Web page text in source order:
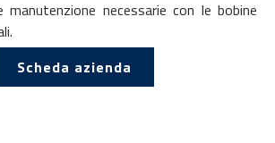
necessarie con le bobine
Scheda azienda